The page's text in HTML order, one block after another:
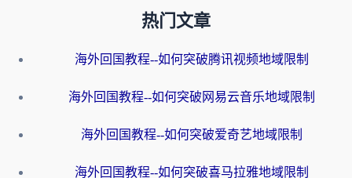
热门文章
海外回国教程--如何突破腾讯视频地域限制
海外回国教程--如何突破网易云音乐地域限制
海外回国教程--如何突破爱奇艺地域限制
海外回国教程--如何突破喜马拉雅地域限制